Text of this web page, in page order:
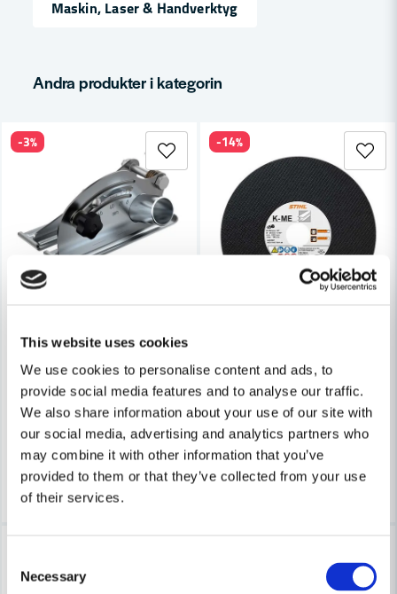
This website uses cookies
We use cookies to personalise content and ads, to
provide social media features and to analyse our traffic.
We also share information about your use of our site with
our social media, advertising and analytics partners who
may combine it with other information that you’ve
provided to them or that they’ve collected from your use
of their services.
Selection
Necessary
Ja, ni får publicera min fråga
Maskin, Laser & Handverktyg
Andra produkter i kategorin
STIHL
1 440 kr
1 399 kr
Leveranstid ifrån leverantör ca
7-10 arbetsdagar
Köp
-3%
Stihl Kapskiva Stål (K-ME)
265 kr
227 kr
Finns i Webblager
Köp
-14%